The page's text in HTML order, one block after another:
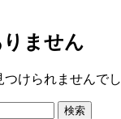
ません
けられませんで